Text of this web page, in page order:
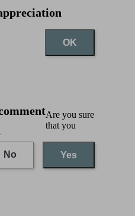
OK
Are you sure
that you
No
Yes